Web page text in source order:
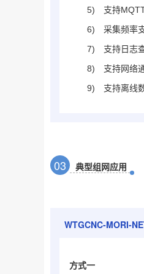
5)
支持
6)
采集频率
7)
支持日志
8)
支持网络
9)
支持离线
03 典型组网应用
WTGCNC-MORI-
方式一